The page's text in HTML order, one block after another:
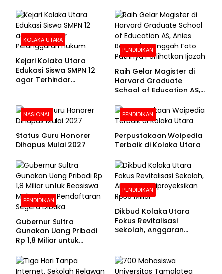
Beralas Tanah dan
Dinding Bolong-bolong
Bhayangkara ke-80
KOLAKA UTARA
Kejari Kolaka Utara
Edukasi Siswa SMPN 12
agar Terhindar
PENDIDIKAN
Raih Gelar Magister di
Harvard Graduate
School of Education AS,
Foto Putrinya Perlihatkan
Ijazah
NASIONAL
Status Guru Honorer
Dihapus Mulai 2027
PENDIDIKAN
Perpustakaan Woipedia
Terbaik di Kolaka Utara
PENDIDIKAN
Gubernur Sultra
Gunakan Uang Pribadi
Rp 1,8 Miliar untuk
Pendaftaran Segera
Dibuka
PENDIDIKAN
Dikbud Kolaka Utara
Fokus Revitalisasi
Sekolah, Anggaran